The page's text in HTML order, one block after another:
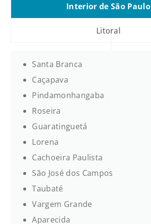
Interior de São Paulo
Litoral
Santa Branca
Caçapava
Pindamonhangaba
Roseira
Guaratinguetá
Lorena
Cachoeira Paulista
São José dos Campos
Taubaté
Vargem Grande
Aparecida